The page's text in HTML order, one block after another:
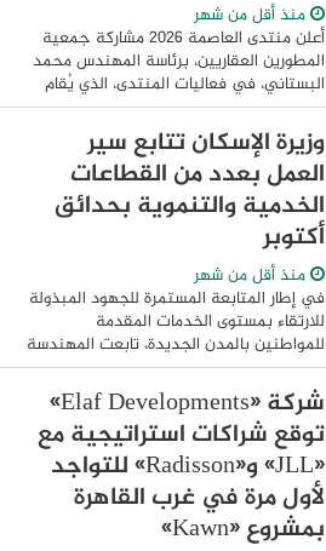
منذ أقل من شهر
أعلن منتدى العاصمة 2026 مشاركة جمعية
المطورين العقاريين، برئاسة المهندس محمد
البستاني، في فعاليات المنتدى، الذي يُقام
تحت رعاية دولة رئيس مجلس الوزراء، ويجمع
نخبة من كبار المسؤولين وصناع القرار ...
وزيرة الإسكان تتابع سير
العمل بعدد من القطاعات
الخدمية والتنموية بحدائق
أكتوبر
منذ أقل من شهر
في إطار المتابعة المستمرة للجهود المبذولة
للارتقاء بمستوى الخدمات المقدمة
للمواطنين بالمدن الجديدة، تابعت المهندسة
راندة المنشاوي، وزيرة الإسكان والمرافق
والمجتمعات العمرانية، سير العمل بعدد من
...
شركة «Elaf Developments»
توقع شراكات استراتيجية مع
«JLL» و«Radisson» للتواجد
لأول مرة في غرب القاهرة
بمشروع «Kawn»